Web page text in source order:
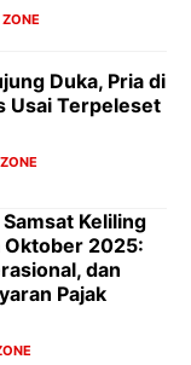
Duka, Pria di
Usai Terpeleset
Keliling
Oktober 2025:
dan
Pajak